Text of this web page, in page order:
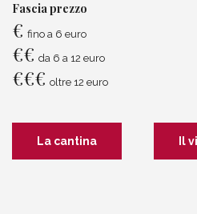
Fascia prezzo
€ fino a 6 euro
€€ da 6 a 12 euro
€€€ oltre 12 euro
La cantina Il